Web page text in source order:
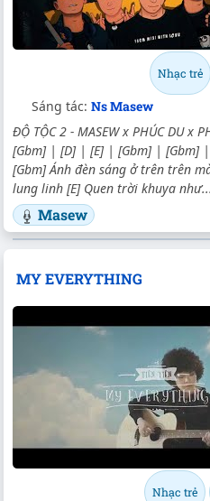
Nhạc trẻ
Sáng tác: Ns Masew
ĐỘ TỘC 2 - MASEW x PHÚC DU x
[Gbm] | [D] | [E] | [Gbm] | [Gbm] |
[Gbm] Ánh đèn sáng ở trên trên
lung linh [E] Quen trời khuya như...
Masew
MY EVERYTHING
Nhạc trẻ